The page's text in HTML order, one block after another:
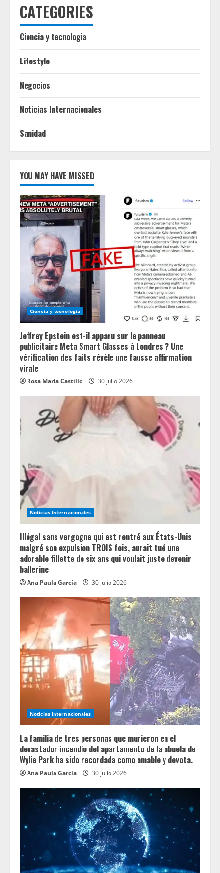
CATEGORIES
Ciencia y tecnologia
Lifestyle
Negocios
Noticias Internacionales
Sanidad
YOU MAY HAVE MISSED
Ciencia y tecnologia
Jeffrey Epstein est-il apparu sur le panneau
publicitaire Meta Smart Glasses à Londres ? Une
vérification des faits révèle une fausse affirmation
virale
Rosa María Castillo 30 julio 2026
Noticias Internacionales
Illégal sans vergogne qui est rentré aux États-Unis
malgré son expulsion TROIS fois, aurait tué une
adorable fillette de six ans qui voulait juste devenir
ballerine
Ana Paula García 30 julio 2026
Noticias Internacionales
La familia de tres personas que murieron en el
devastador incendio del apartamento de la abuela de
Wylie Park ha sido recordada como amable y devota.
Ana Paula García 30 julio 2026